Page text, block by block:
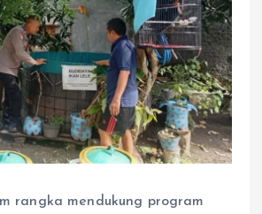
rangka mendukung program